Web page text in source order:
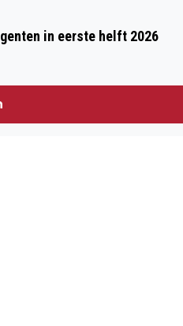
in eerste helft 2026